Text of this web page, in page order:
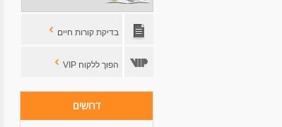
בדיקת קורות חיים
הפוך ללקוח VIP
דרושים